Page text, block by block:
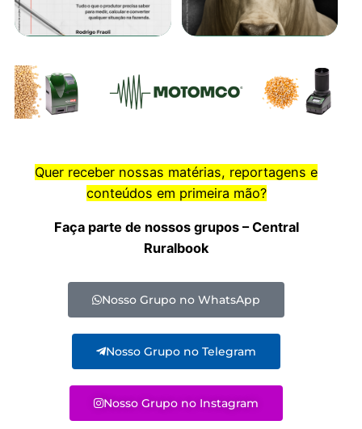
Quer receber nossas matérias, reportagens e
conteúdos em primeira mão?
Faça parte de nossos grupos – Central
Ruralbook
Nosso Grupo no WhatsApp
Nosso Grupo no Telegram
Nosso Grupo no Instagram